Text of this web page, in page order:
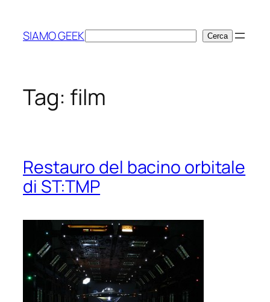
contenuto
SIAMO GEEKCerca Cerca
Tag: film
Restauro del bacino orbitale
di ST:TMP